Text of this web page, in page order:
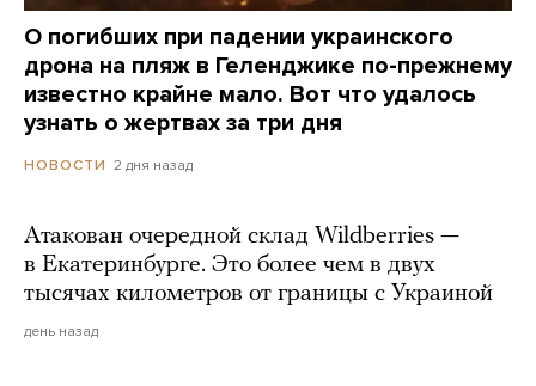
О погибших при падении украинского
дрона на пляж в Геленджике по-прежнему
известно крайне мало. Вот что удалось
узнать о жертвах за три дня
НОВОСТИ 2 дня назад
Атакован очередной склад Wildberries —
в Екатеринбурге. Это более чем в двух
тысячах километров от границы с Украиной
день назад